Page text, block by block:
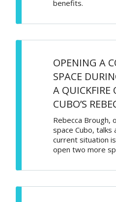
benefits.
OPENING A
SPACE
A QUICKFIRE
CUBO’S
Rebecca Brough,
space Cubo, talks
current situation
open two more